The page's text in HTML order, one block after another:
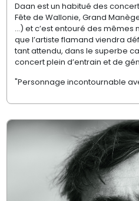
Daan est un habitué des
Fête de Wallonie, Grand
…) et c’est entouré des mêmes
que l’artiste flamand viendra
tant attendu, dans le superbe
concert plein d’entrain et de
"Personnage incontournable